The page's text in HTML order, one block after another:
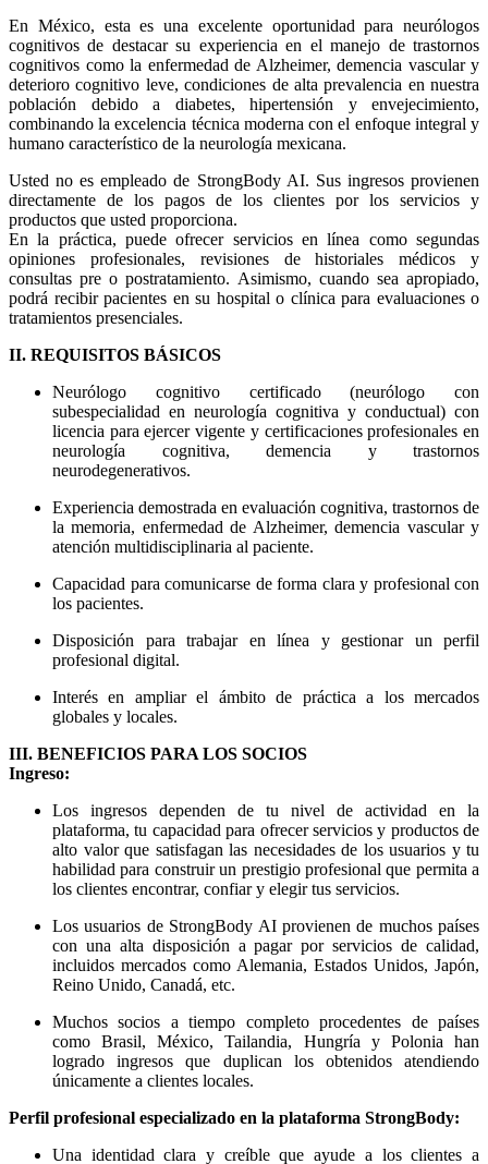
En México, esta es una excelente oportunidad para neurólogos
cognitivos de destacar su experiencia en el manejo de trastornos
cognitivos como la enfermedad de Alzheimer, demencia vascular y
deterioro cognitivo leve, condiciones de alta prevalencia en nuestra
población debido a diabetes, hipertensión y envejecimiento,
combinando la excelencia técnica moderna con el enfoque integral y
humano característico de la neurología mexicana.
Usted no es empleado de StrongBody AI. Sus ingresos provienen
directamente de los pagos de los clientes por los servicios y
productos que usted proporciona.
En la práctica, puede ofrecer servicios en línea como segundas
opiniones profesionales, revisiones de historiales médicos y
consultas pre o postratamiento. Asimismo, cuando sea apropiado,
podrá recibir pacientes en su hospital o clínica para evaluaciones o
tratamientos presenciales.
II. REQUISITOS BÁSICOS
Neurólogo cognitivo certificado (neurólogo con
subespecialidad en neurología cognitiva y conductual) con
licencia para ejercer vigente y certificaciones profesionales en
neurología cognitiva, demencia y trastornos
neurodegenerativos.
Experiencia demostrada en evaluación cognitiva, trastornos de
la memoria, enfermedad de Alzheimer, demencia vascular y
atención multidisciplinaria al paciente.
Capacidad para comunicarse de forma clara y profesional con
los pacientes.
Disposición para trabajar en línea y gestionar un perfil
profesional digital.
Interés en ampliar el ámbito de práctica a los mercados
globales y locales.
III. BENEFICIOS PARA LOS SOCIOS
Ingreso:
Los ingresos dependen de tu nivel de actividad en la
plataforma, tu capacidad para ofrecer servicios y productos de
alto valor que satisfagan las necesidades de los usuarios y tu
habilidad para construir un prestigio profesional que permita a
los clientes encontrar, confiar y elegir tus servicios.
Los usuarios de StrongBody AI provienen de muchos países
con una alta disposición a pagar por servicios de calidad,
incluidos mercados como Alemania, Estados Unidos, Japón,
Reino Unido, Canadá, etc.
Muchos socios a tiempo completo procedentes de países
como Brasil, México, Tailandia, Hungría y Polonia han
logrado ingresos que duplican los obtenidos atendiendo
únicamente a clientes locales.
Perfil profesional especializado en la plataforma StrongBody:
Una identidad clara y creíble que ayude a los clientes a